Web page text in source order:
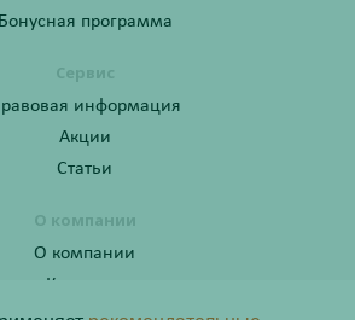
Бонусная программа
Сервис
информация
Акции
Статьи
О компании
О компании
Контакты